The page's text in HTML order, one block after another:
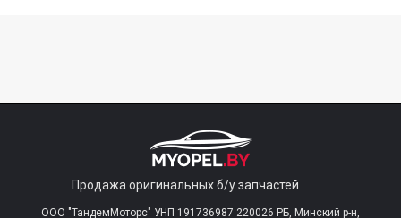
Продажа оригинальных б/у запчастей
ООО "ТандемМоторс" УНП 191736987 220026 РБ, Минский р-н,